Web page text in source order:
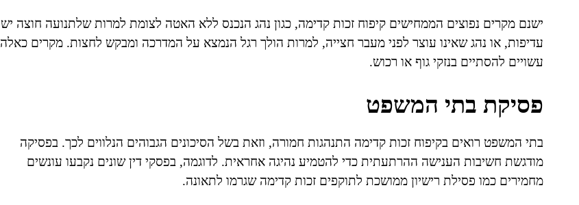
ישנם מקרים נפוצים הממחישים קיפוח זכות קדימה, כגון נהג הנכנס ללא האטה לצומת למרות שלתנועה חוצה יש
עדיפות, או נהג שאינו עוצר לפני מעבר חצייה, למרות הולך רגל הנמצא על המדרכה ומבקש לחצות. מקרים כאלה
עשויים להסתיים בנזקי גוף או רכוש.
פסיקת בתי המשפט
בתי המשפט רואים בקיפוח זכות קדימה התנהגות חמורה, וזאת בשל הסיכונים הגבוהים הנלווים לכך. בפסיקה
מודגשת חשיבות הענישה ההרתעתית כדי להטמיע נהיגה אחראית. לדוגמה, בפסקי דין שונים נקבעו עונשים
מחמירים כמו פסילת רישיון ממושכת לתוקפים זכות קדימה שגרמו לתאונה.